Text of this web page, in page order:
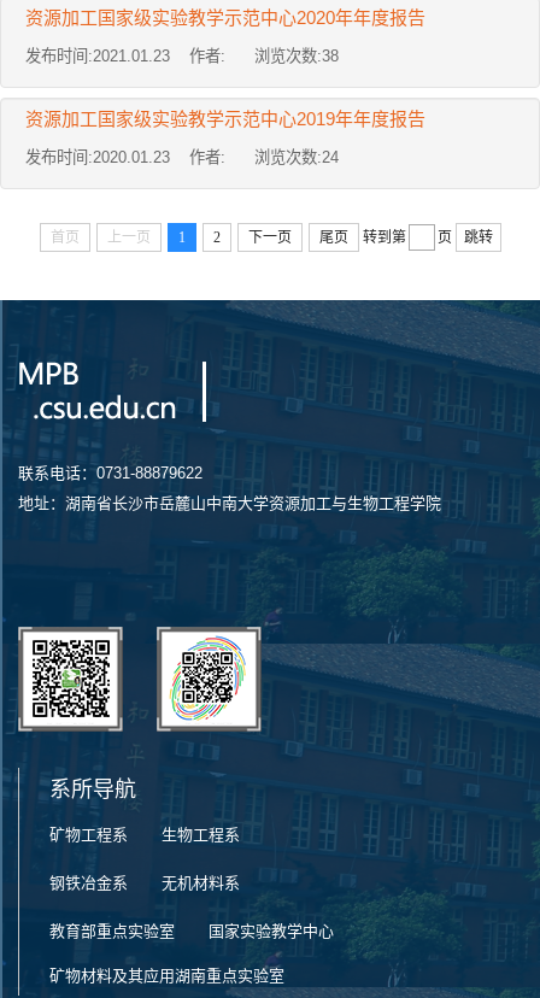
资源加工国家级实验教学示范中心2020年年度报告
发布时间:2021.01.23 作者: 浏览次数:38
资源加工国家级实验教学示范中心2019年年度报告
发布时间:2020.01.23 作者: 浏览次数:24
首页 上一页 1 2 下一页 尾页 转到第 页 跳转
联系电话：0731-88879622
地址：湖南省长沙市岳麓山中南大学资源加工与生物工程学院
系所导航
矿物工程系 生物工程系
钢铁冶金系 无机材料系
教育部重点实验室 国家实验教学中心
矿物材料及其应用湖南重点实验室